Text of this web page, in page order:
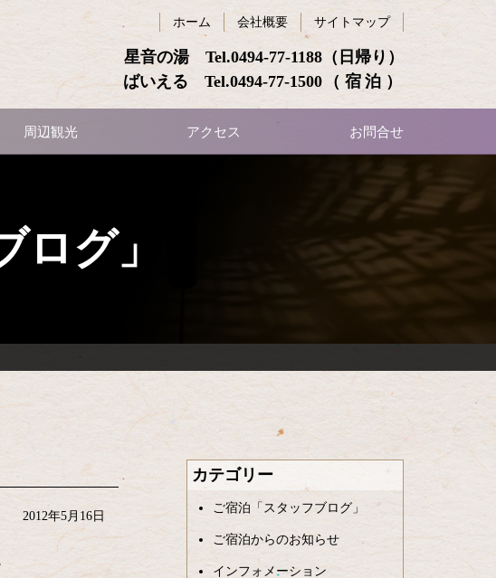
星音の湯 Tel.0494-77-1188 （日帰り）
ばいえる Tel.0494-77-1500 （宿泊）
ホーム 会社概要 サイトマップ
周辺観光 アクセス お問合せ
グ」
カテゴリー
ご宿泊「スタッフブログ」
ご宿泊からのお知らせ
インフォメーション
2012年5月16日